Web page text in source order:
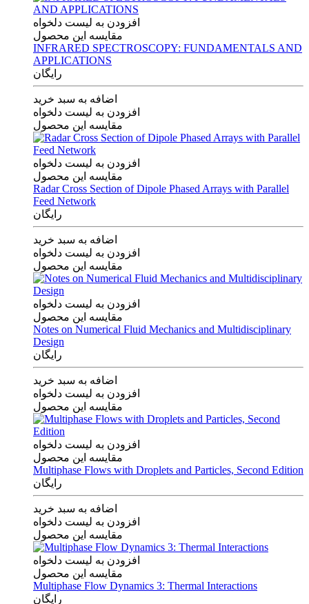
افزودن به لیست دلخواه
مقایسه این محصول
INFRARED SPECTROSCOPY: FUNDAMENTALS AND
APPLICATIONS
رایگان
اضافه به سبد خرید
افزودن به لیست دلخواه
مقایسه این محصول
افزودن به لیست دلخواه
مقایسه این محصول
Radar Cross Section of Dipole Phased Arrays with Parallel
Feed Network
رایگان
اضافه به سبد خرید
افزودن به لیست دلخواه
مقایسه این محصول
افزودن به لیست دلخواه
مقایسه این محصول
Notes on Numerical Fluid Mechanics and Multidisciplinary
Design
رایگان
اضافه به سبد خرید
افزودن به لیست دلخواه
مقایسه این محصول
افزودن به لیست دلخواه
مقایسه این محصول
Multiphase Flows with Droplets and Particles, Second Edition
رایگان
اضافه به سبد خرید
افزودن به لیست دلخواه
مقایسه این محصول
افزودن به لیست دلخواه
مقایسه این محصول
Multiphase Flow Dynamics 3: Thermal Interactions
رایگان